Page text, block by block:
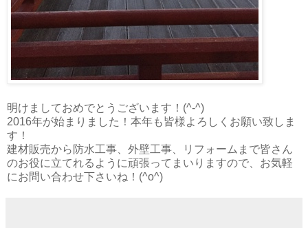
明けましておめでとうございます！(^-^)
2016年が始まりました！本年も皆様よろしくお願い致しま
す！
建材販売から防水工事、外壁工事、リフォームまで皆さん
のお役に立てれるように頑張ってまいりますので、お気軽
にお問い合わせ下さいね！(^o^)